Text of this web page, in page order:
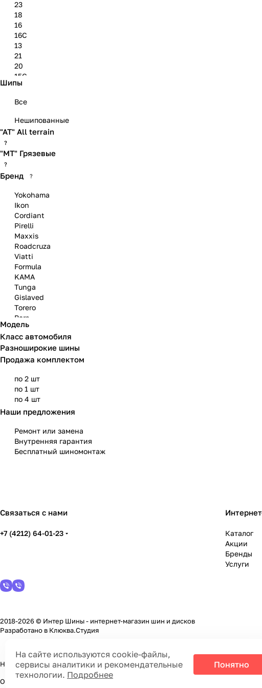
23
18
16
16C
13
21
20
15C
22
Шипы
Все
Нешипованные
"АТ" All terrain
?
"МТ" Грязевые
?
Бренд ?
Yokohama
Ikon
Cordiant
Pirelli
Maxxis
Roadcruza
Viatti
Formula
KAMA
Tunga
Gislaved
Torero
Bars
Attar
Bridgestone
Модель
Класс автомобиля
Разноширокие шины
Продажа комплектом
по 2 шт
по 1 шт
по 4 шт
Наши предложения
Ремонт или замена
Внутренняя гарантия
Бесплатный шиномонтаж
Связаться с нами
+7 (4212) 64-01-23
Каталог
Акции
Бренды
Услуги
2018-2026 © Интер Шины - интернет-магазин шин и дисков
Разработано в Клюква.Студия
На информационном ресурсе применяютсяcookie-файлы, сервисы аналитики
Обращаем Ваше внимание на то, что данный интернет-сайт носит
На сайте используются cookie-файлы,
сервисы аналитики и рекомендательные
технологии. Подробнее
Понятно